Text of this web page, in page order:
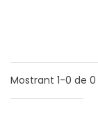
Mostrant 1-0 de 0